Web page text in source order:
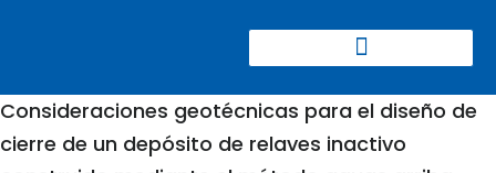
Consideraciones geotécnicas para el diseño de
cierre de un depósito de relaves inactivo